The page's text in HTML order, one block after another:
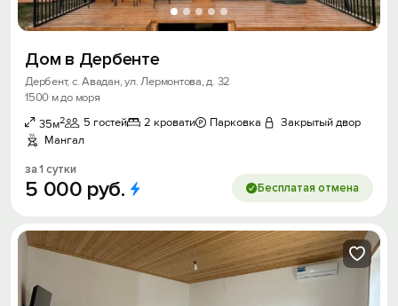
Дом в Дербенте
Дербент, с. Авадан, ул. Лермонтова, д. 32
1500 м до моря
35м2 5 гостей 2 кровати Парковка
Закрытый двор
Мангал
за 1 сутки
5 000 руб. Бесплатая отмена